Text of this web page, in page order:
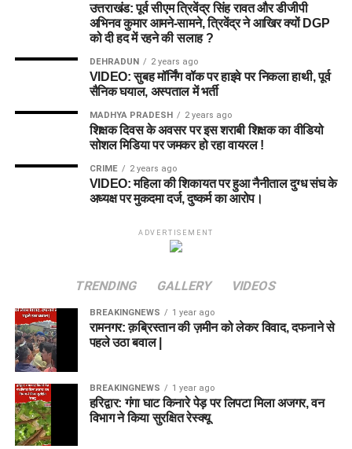
उत्तराखंड: पूर्व सीएम त्रिवेंद्र सिंह रावत और डीजीपी
अभिनव कुमार आमने-सामने, त्रिवेंद्र ने आखिर क्यों DGP
को दी हद में रहने की सलाह ?
DEHRADUN 2 years ago
VIDEO: सुबह मॉर्निंग वॉक पर हाइवे पर निकला हाथी, पूर्व
सैनिक घयाल, अस्पताल में भर्ती
MADHYA PRADESH 2 years ago
शिक्षक दिवस के अवसर पर इस शराबी शिक्षक का वीडियो
सोशल मिडिया पर जमकर हो रहा वायरल !
CRIME 2 years ago
VIDEO: महिला की शिकायत पर हुआ नैनीताल दुग्ध संघ के
अध्यक्ष पर मुकदमा दर्ज, दुष्कर्म का आरोप।
ADVERTISEMENT
TRENDING GALLERY VIDEOS
BREAKINGNEWS 1 year ago
रामनगर: क़ब्रिस्तान की ज़मीन को लेकर विवाद, दफनाने से
पहले उठा बवाल |
BREAKINGNEWS 1 year ago
हरिद्वार: गंगा घाट किनारे पेड़ पर लिपटा मिला अजगर, वन
विभाग ने किया सुरक्षित रेस्क्यू